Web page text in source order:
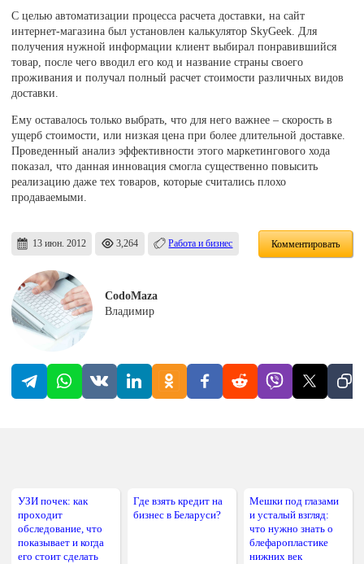
С целью автоматизации процесса расчета доставки, на сайт
интернет-магазина был установлен калькулятор SkyGeek. Для
получения нужной информации клиент выбирал понравившийся
товар, после чего вводил его код и название страны своего
проживания и получал полный расчет стоимости различных видов
доставки.
Ему оставалось только выбрать, что для него важнее – скорость в
ущерб стоимости, или низкая цена при более длительной доставке.
Проведенный анализ эффективности этого маркетингового хода
показал, что данная инновация смогла существенно повысить
реализацию даже тех товаров, которые считались плохо
продаваемыми.
13 июн. 2012 3,264 Работа и бизнес Комментировать
CodoMaza
Владимир
УЗИ почек: как
проходит
обследование, что
показывает и когда
его стоит сделать
Где взять кредит на
бизнес в Беларуси?
Мешки под глазами
и усталый взгляд:
что нужно знать о
блефаропластике
нижних век